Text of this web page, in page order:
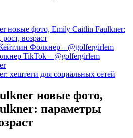
новые фото, Emily Caitlin Faulkner:
возраст
Фолкнер – @golfergirlem
TikTok – @golfergirlem
хештеги для социальных сетей
новые фото,
параметры